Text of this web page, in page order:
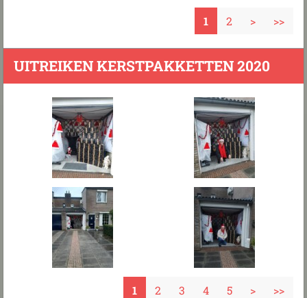
1 2 > >>
UITREIKEN KERSTPAKKETTEN 2020
1 2 3 4 5 > >>